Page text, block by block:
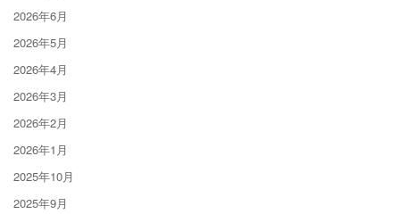
2026年6月
2026年5月
2026年4月
2026年3月
2026年2月
2026年1月
2025年10月
2025年9月